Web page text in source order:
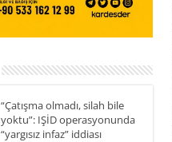
“Çatışma olmadı, silah bile
yoktu”: IŞİD operasyonunda
“yargısız infaz” iddiası